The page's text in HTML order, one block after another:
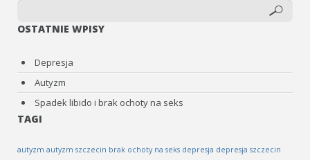
OSTATNIE WPISY
Depresja
Autyzm
Spadek libido i brak ochoty na seks
TAGI
autyzm autyzm szczecin brak ochoty na seks depresja depresja szczecin